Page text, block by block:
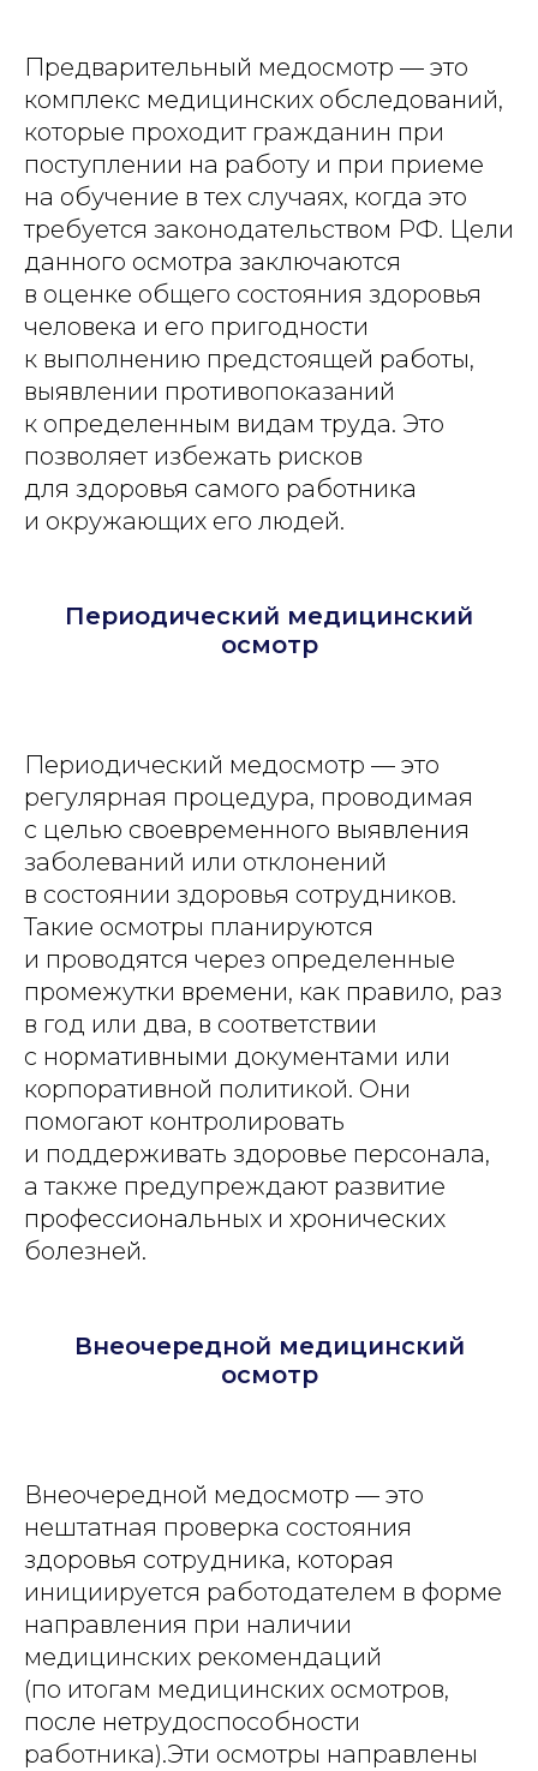
Предварительный медосмотр — это
комплекс медицинских обследований,
которые проходит гражданин при
поступлении на работу и при приеме
на обучение в тех случаях, когда это
требуется законодательством РФ. Цели
данного осмотра заключаются
в оценке общего состояния здоровья
человека и его пригодности
к выполнению предстоящей работы,
выявлении противопоказаний
к определенным видам труда. Это
позволяет избежать рисков
для здоровья самого работника
и окружающих его людей.
Периодический медицинский
осмотр
Периодический медосмотр — это
регулярная процедура, проводимая
с целью своевременного выявления
заболеваний или отклонений
в состоянии здоровья сотрудников.
Такие осмотры планируются
и проводятся через определенные
промежутки времени, как правило, раз
в год или два, в соответствии
с нормативными документами или
корпоративной политикой. Они
помогают контролировать
и поддерживать здоровье персонала,
а также предупреждают развитие
профессиональных и хронических
болезней.
Внеочередной медицинский
осмотр
Внеочередной медосмотр — это
нештатная проверка состояния
здоровья сотрудника, которая
инициируется работодателем в форме
направления при наличии
медицинских рекомендаций
(по итогам медицинских осмотров,
после нетрудоспособности
работника).Эти осмотры направлены